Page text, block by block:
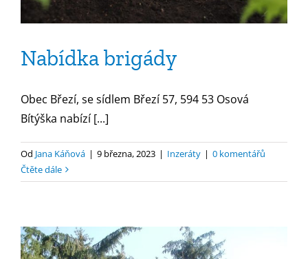
Nabídka brigády
Obec Březí, se sídlem Březí 57, 594 53 Osová
Bítýška nabízí [...]
Od Jana Káňová | 9 března, 2023 | Inzeráty | 0 komentářů
Čtěte dále